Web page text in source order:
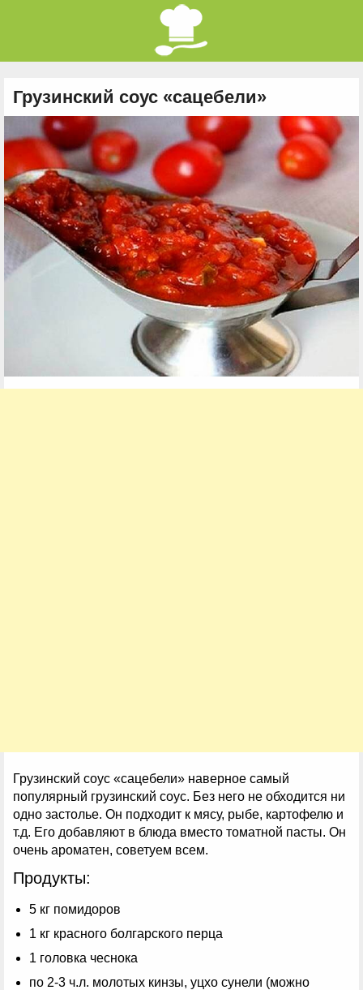
Грузинский соус «сацебели»
Грузинский соус «сацебели» наверное самый
популярный грузинский соус. Без него не обходится ни
одно застолье. Он подходит к мясу, рыбе, картофелю и
т.д. Его добавляют в блюда вместо томатной пасты. Он
очень ароматен, советуем всем.
Продукты:
5 кг помидоров
1 кг красного болгарского перца
1 головка чеснока
по 2-3 ч.л. молотых кинзы, уцхо сунели (можно